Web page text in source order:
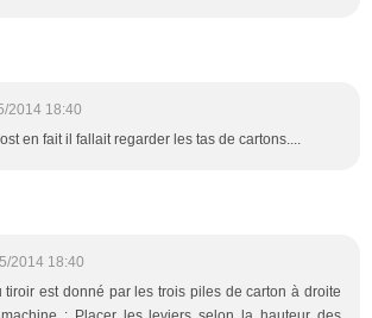
2014 18:40
en fait il fallait regarder les tas de cartons....
2014 18:40
tiroir est donné par les trois piles de carton à droite